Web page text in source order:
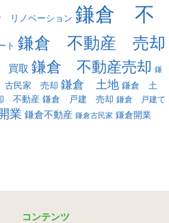
リノベーション 鎌倉 不
ト 鎌倉 不動産 売却
買取 鎌倉 不動産売却 鎌
古民家 売却 鎌倉 土地 鎌倉 土
不動産 鎌倉 戸建 売却 鎌倉 戸建て
業 鎌倉不動産 鎌倉古民家 鎌倉開業
コンテンツ